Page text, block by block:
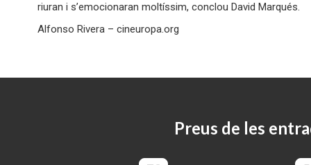
riuran i s’emocionaran moltíssim, conclou David
Alfonso Rivera – cineuropa.org
Preus de les